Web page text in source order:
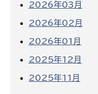
2026年03月
2026年02月
2026年01月
2025年12月
2025年11月